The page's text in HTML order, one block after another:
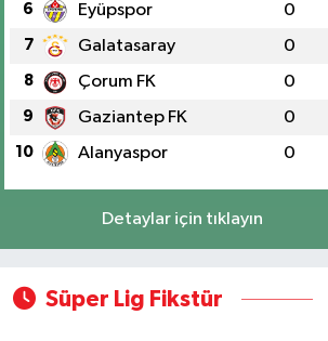
6 Eyüpspor 0
7 Galatasaray 0
8 Çorum FK 0
9 Gaziantep FK 0
10 Alanyaspor 0
Detaylar için tıklayın
Süper Lig Fikstür